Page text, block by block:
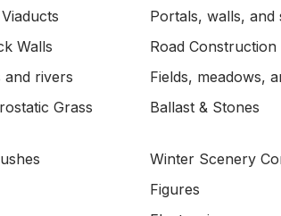
Portals, walls, and
Walls
Road Construction
and rivers
Fields, meadows,
Grass
Ballast & Stones
Winter Scenery
Figures